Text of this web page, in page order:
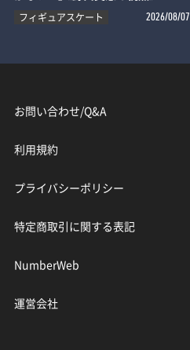
フィギュアスケート 2026/08/07
お問い合わせ/Q&A
利用規約
プライバシーポリシー
特定商取引に関する表記
NumberWeb
運営会社